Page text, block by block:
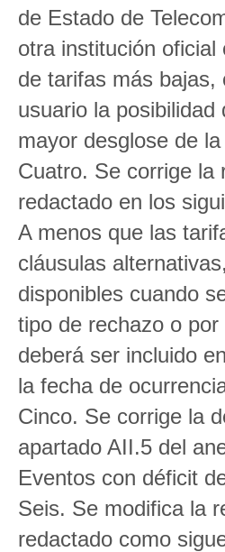
de Estado de
otra institución
de tarifas más
usuario la
mayor desglose de
Cuatro. Se corrige la
redactado en los
A menos que las
cláusulas
disponibles cuando
tipo de rechazo o
deberá ser incluido
la fecha de
Cinco. Se corrige la
apartado AII.5 del
Eventos con déficit
Seis. Se modifica la
redactado como